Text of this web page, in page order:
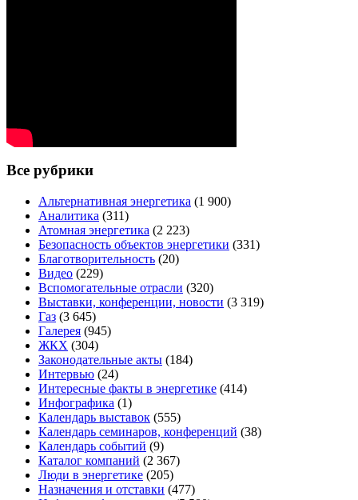
Все рубрики
Альтернативная энергетика (1 900)
Аналитика (311)
Атомная энергетика (2 223)
Безопасность объектов энергетики (331)
Благотворительность (20)
Видео (229)
Вспомогательные отрасли (320)
Выставки, конференции, новости (3 319)
Газ (3 645)
Галерея (945)
ЖКХ (304)
Законодательные акты (184)
Интервью (24)
Интересные факты в энергетике (414)
Инфографика (1)
Календарь выставок (555)
Календарь семинаров, конференций (38)
Календарь событий (9)
Каталог компаний (2 367)
Люди в энергетике (205)
Назначения и отставки (477)